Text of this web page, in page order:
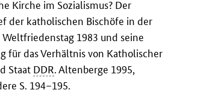
Kirche im Sozialismus? Der
der katholischen Bischöfe in der
1983 und seine
für das Verhältnis von Katholischer
Staat DDR. Altenberge 1995,
S. 194–195.